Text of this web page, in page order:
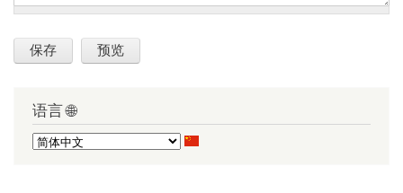
语言 🌐